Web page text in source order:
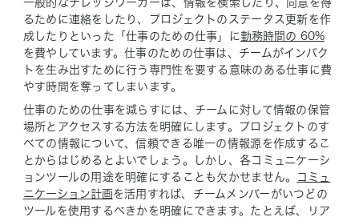
一般的なナレッジワーカーは、情報を検索したり、同意を得
るために連絡をしたり、プロジェクトのステータス更新を作
成したりといった「仕事のための仕事」に勤務時間の 60%
を費やしています。仕事のための仕事は、チームがインパク
トを生み出すために行う専門性を要する意味のある仕事に費
やす時間を奪ってしまいます。
仕事のための仕事を減らすには、チームに対して情報の保管
場所とアクセスする方法を明確にします。プロジェクトのす
べての情報について、信頼できる唯一の情報源を作成するこ
とからはじめるとよいでしょう。しかし、各コミュニケーシ
ョンツールの用途を明確にすることも欠かせません。
コミュ
ニケーション計画を活用すれば、チームメンバーがいつどの
ツールを使用するべきかを明確にできます。たとえば、リア